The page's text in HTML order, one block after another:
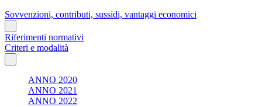
Sovvenzioni, contributi, sussidi, vantaggi economici
Riferimenti normativi
Criteri e modalità
ANNO 2020
ANNO 2021
ANNO 2022